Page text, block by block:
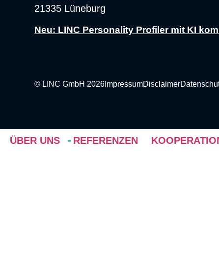
21335 Lüneburg
Neu: LINC Personality Profiler mit KI
© LINC GmbH 2026 ImpressumDisclaimer
ÜBER UNS REFERENZEN